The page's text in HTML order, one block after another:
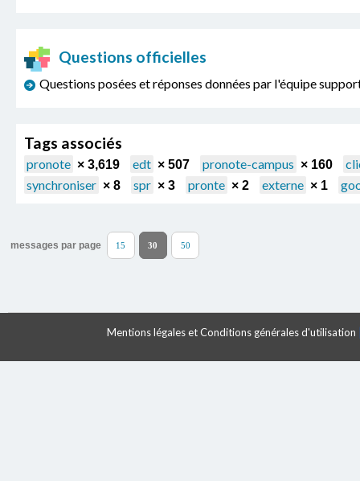
Questions officielles
Questions posées et réponses données par l'équipe
Tags associés
pronote × 3,619 edt × 507 pronote-campus × 160
synchroniser × 8 spr × 3 pronte × 2 externe × 1
messages par page 15 30 50
Mentions légales et Conditions générales d'utilisation